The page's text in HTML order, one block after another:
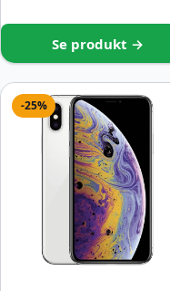
Se produkt →
-25%